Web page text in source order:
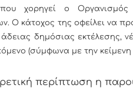
χορηγεί ο Οργανισμός
Ο κάτοχος της οφείλει να
άδειας δημόσιας εκτέλεσης,
(σύμφωνα με την
περίπτωση η